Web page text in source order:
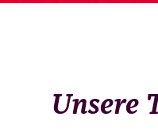
Unsere